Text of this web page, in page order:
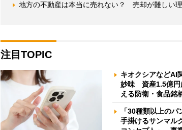
地方の不動産は本当に売れない？ 売却が難しい
注目TOPIC
キオクシアなどAI
妙味 資産1.5億円
える防衛・食品銘
「30種類以上の
手掛けるサンマル